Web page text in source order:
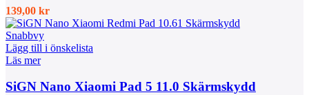
139,00 kr
Snabbvy
Lägg till i önskelista
Läs mer
SiGN Nano Xiaomi Pad 5 11.0 Skärmskydd